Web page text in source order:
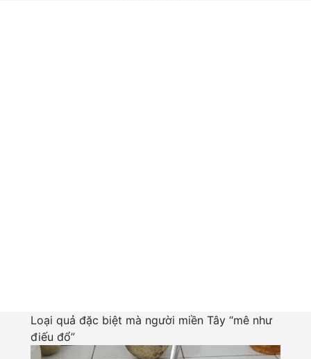
Loại quả đặc biệt mà người miền Tây “mê như
điếu đổ”